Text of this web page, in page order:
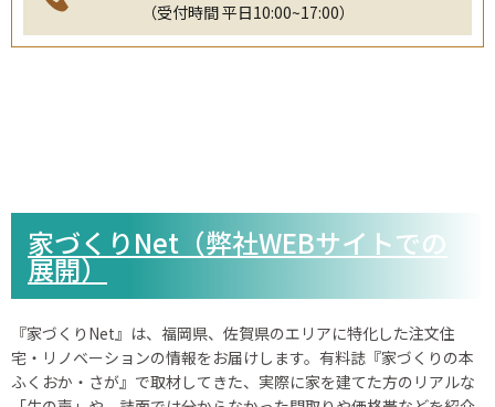
（受付時間 平日10:00~17:00）
家づくりNet（弊社WEBサイトでの
展開）
『家づくりNet』は、福岡県、佐賀県のエリアに特化した注文住
宅・リノベーションの情報をお届けします。有料誌『家づくりの本
ふくおか・さが』で取材してきた、実際に家を建てた方のリアルな